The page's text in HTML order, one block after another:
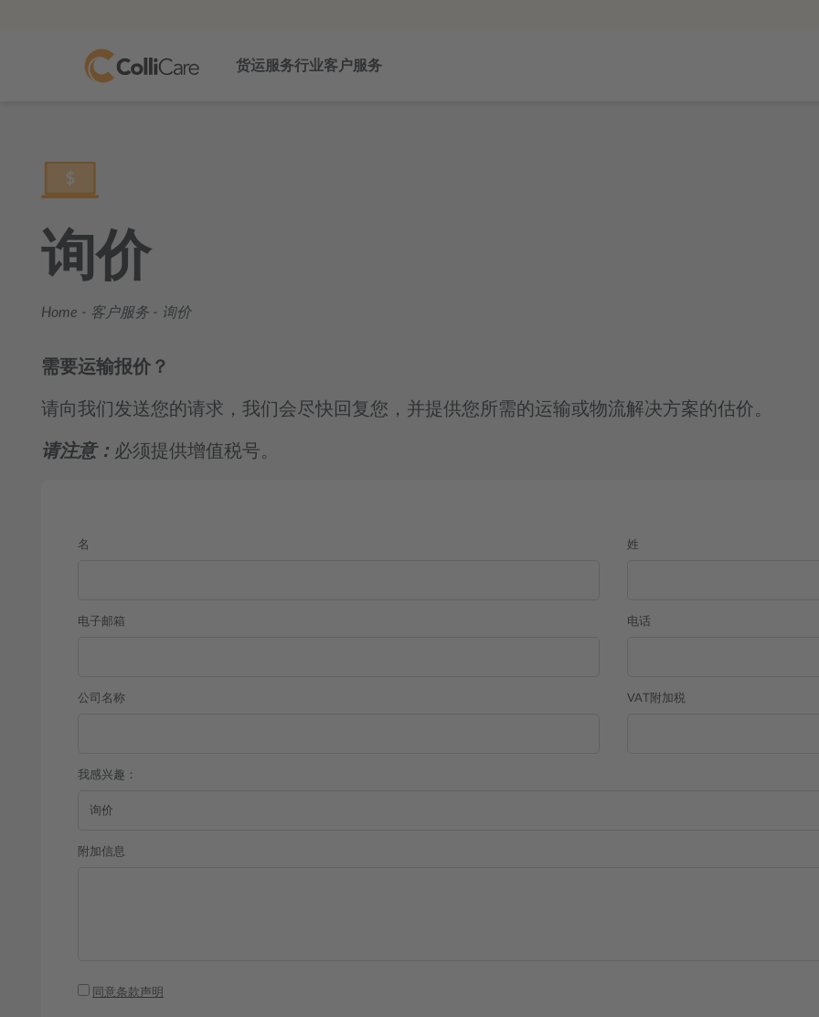
货运服务行业客户服务
询价
Home - 客户服务 - 询价
需要运输报价？
请向我们发送您的请求，我们会尽快回复您，并提供您所需的运输或物流解决方案的估价。
请注意： 必须提供增值税号。
名 姓
电子邮箱 电话
公司名称 VAT附加税
我感兴趣：
附加信息
同意条款声明